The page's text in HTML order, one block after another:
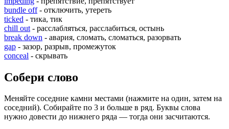
bundle off- отключить, утереть
ticked - тика, тик
chill out - расслабляться, расслабиться, остынь
break down - авария, сломать, сломаться, разорвать
gap - зазор, разрыв, промежуток
conceal - скрывать
Собери слово
Меняйте соседние камни местами (нажмите на один, затем на
соседний). Собирайте по 3 и больше в ряд. Буквы слова
нужно довести до нижнего ряда — тогда они засчитаются.